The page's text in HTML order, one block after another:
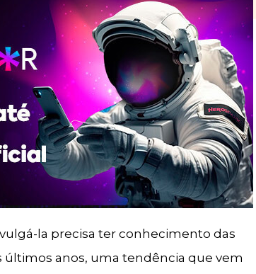
la precisa ter conhecimento das
últimos anos, uma tendência que vem